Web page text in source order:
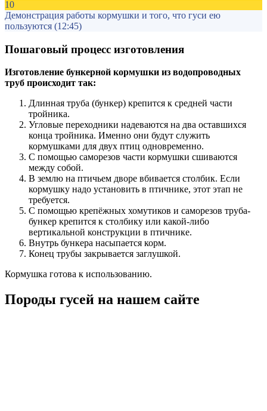
10
Демонстрация работы кормушки и того, что гуси ею
пользуются (12:45)
Пошаговый процесс изготовления
Изготовление бункерной кормушки из водопроводных
труб происходит так:
Длинная труба (бункер) крепится к средней части
тройника.
Угловые переходники надеваются на два оставшихся
конца тройника. Именно они будут служить
кормушками для двух птиц одновременно.
С помощью саморезов части кормушки сшиваются
между собой.
В землю на птичьем дворе вбивается столбик. Если
кормушку надо установить в птичнике, этот этап не
требуется.
С помощью крепёжных хомутиков и саморезов труба-
бункер крепится к столбику или какой-либо
вертикальной конструкции в птичнике.
Внутрь бункера насыпается корм.
Конец трубы закрывается заглушкой.
Кормушка готова к использованию.
Породы гусей на нашем сайте